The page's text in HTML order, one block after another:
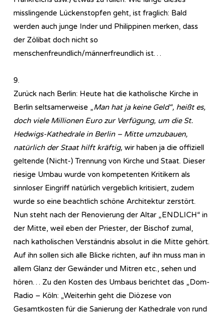
misslingende Lückenstopfen geht, ist fraglich: Bald
werden auch junge Inder und Philippinen merken, dass
der Zölibat doch nicht so
menschenfreundlich/männerfreundlich ist…
9.
Zurück nach Berlin: Heute hat die katholische Kirche in
Berlin seltsamerweise „Man hat ja keine Geld“, heißt es,
doch viele Millionen Euro zur Verfügung, um die St.
Hedwigs-Kathedrale in Berlin – Mitte umzubauen,
natürlich der Staat hilft kräftig, wir haben ja die offiziell
geltende (Nicht-) Trennung von Kirche und Staat. Dieser
riesige Umbau wurde von kompetenten Kritikern als
sinnloser Eingriff natürlich vergeblich kritisiert, zudem
wurde so eine beachtlich schöne Architektur zerstört.
Nun steht nach der Renovierung der Altar „ENDLICH“ in
der Mitte, weil eben der Priester, der Bischof zumal,
nach katholischen Verständnis absolut in die Mitte gehört.
Auf ihn sollen sich alle Blicke richten, auf ihn muss man in
allem Glanz der Gewänder und Mitren etc., sehen und
hören… Zu den Kosten des Umbaus berichtet das „Dom-
Radio – Köln: „Weiterhin geht die Diözese von
Gesamtkosten für die Sanierung der Kathedrale von rund